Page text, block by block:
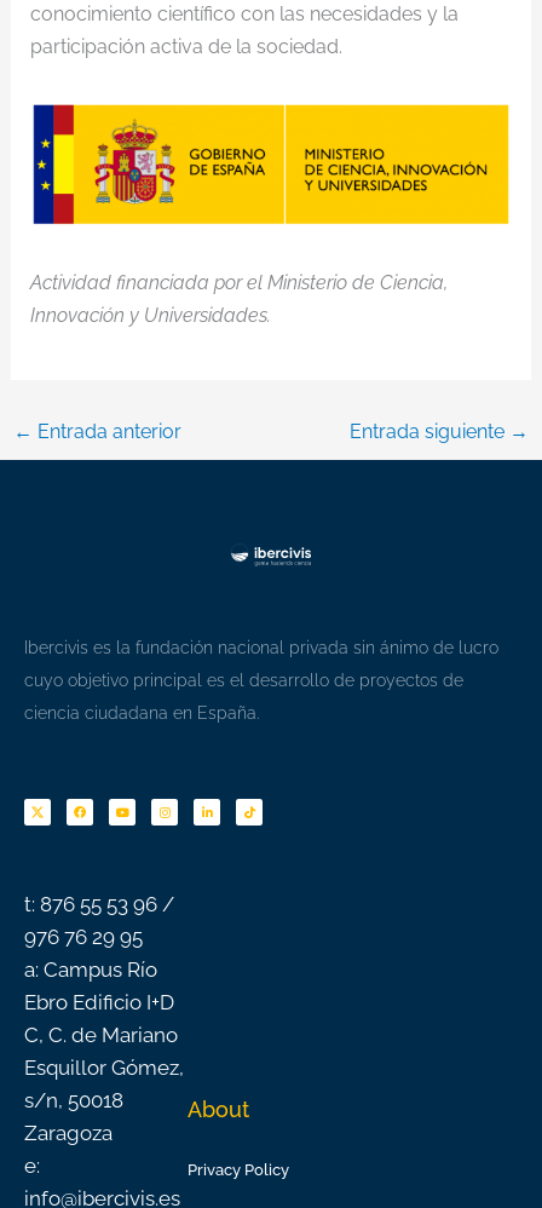
conocimiento científico con las necesidades y la
participación activa de la sociedad.
Actividad financiada por el Ministerio de Ciencia,
Innovación y Universidades.
← Entrada anterior Entrada siguiente →
Ibercivis es la fundación nacional privada sin ánimo de lucro
cuyo objetivo principal es el desarrollo de proyectos de
ciencia ciudadana en España.
c
e
b
u
t
u
s
t
a
n
k
e
k
t
o
t: 876 55 53 96 /
976 76 29 95
a: Campus Río
Ebro Edificio I+D
C, C. de Mariano
Esquillor Gómez,
s/n, 50018
Zaragoza
e:
info@ibercivis.es
About
Privacy Policy